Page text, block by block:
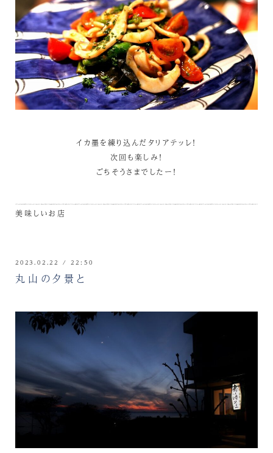
イカ墨を練り込んだタリアテッレ！
次回も楽しみ！
ごちそうさまでしたー！
美味しいお店
2023.02.22 / 22:50
丸山の夕景と